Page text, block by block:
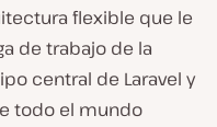
flexible que le
de trabajo de la
central de Laravel y
todo el mundo